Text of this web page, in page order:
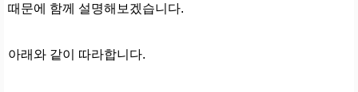
때문에 함께 설명해보겠습니다.
아래와 같이 따라합니다.